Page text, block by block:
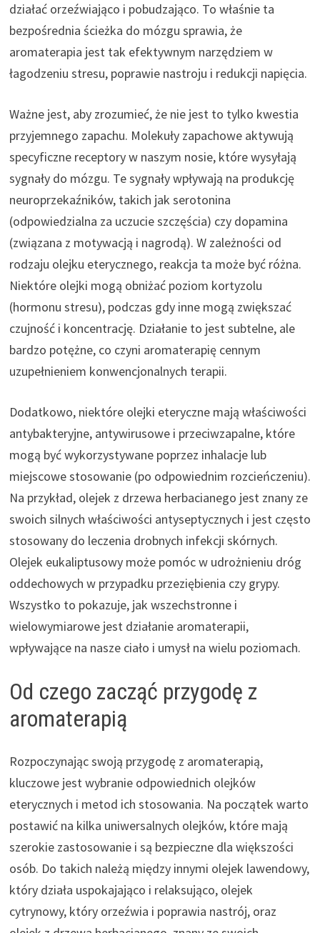
działać orzeźwiająco i pobudzająco. To właśnie ta
bezpośrednia ścieżka do mózgu sprawia, że
aromaterapia jest tak efektywnym narzędziem w
łagodzeniu stresu, poprawie nastroju i redukcji napięcia.
Ważne jest, aby zrozumieć, że nie jest to tylko kwestia
przyjemnego zapachu. Molekuły zapachowe aktywują
specyficzne receptory w naszym nosie, które wysyłają
sygnały do mózgu. Te sygnały wpływają na produkcję
neuroprzekaźników, takich jak serotonina
(odpowiedzialna za uczucie szczęścia) czy dopamina
(związana z motywacją i nagrodą). W zależności od
rodzaju olejku eterycznego, reakcja ta może być różna.
Niektóre olejki mogą obniżać poziom kortyzolu
(hormonu stresu), podczas gdy inne mogą zwiększać
czujność i koncentrację. Działanie to jest subtelne, ale
bardzo potężne, co czyni aromaterapię cennym
uzupełnieniem konwencjonalnych terapii.
Dodatkowo, niektóre olejki eteryczne mają właściwości
antybakteryjne, antywirusowe i przeciwzapalne, które
mogą być wykorzystywane poprzez inhalacje lub
miejscowe stosowanie (po odpowiednim rozcieńczeniu).
Na przykład, olejek z drzewa herbacianego jest znany ze
swoich silnych właściwości antyseptycznych i jest często
stosowany do leczenia drobnych infekcji skórnych.
Olejek eukaliptusowy może pomóc w udrożnieniu dróg
oddechowych w przypadku przeziębienia czy grypy.
Wszystko to pokazuje, jak wszechstronne i
wielowymiarowe jest działanie aromaterapii,
wpływające na nasze ciało i umysł na wielu poziomach.
Od czego zacząć przygodę z
aromaterapią
Rozpoczynając swoją przygodę z aromaterapią,
kluczowe jest wybranie odpowiednich olejków
eterycznych i metod ich stosowania. Na początek warto
postawić na kilka uniwersalnych olejków, które mają
szerokie zastosowanie i są bezpieczne dla większości
osób. Do takich należą między innymi olejek lawendowy,
który działa uspokajająco i relaksująco, olejek
cytrynowy, który orzeźwia i poprawia nastrój, oraz